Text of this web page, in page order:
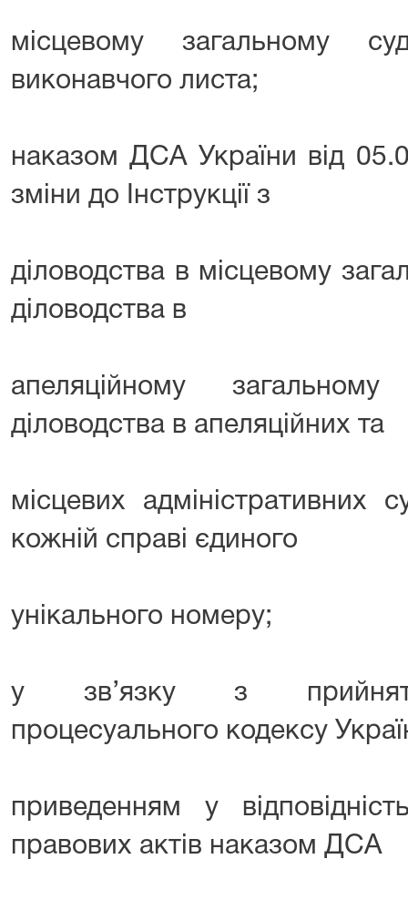
місцевому загальному
виконавчого листа;
наказом ДСА України від
зміни до Інструкції з
діловодства в місцевому
діловодства в
апеляційному
діловодства в апеляційних та
місцевих адміністративних
кожній справі єдиного
унікального номеру;
у зв’язку з
процесуального кодексу
приведенням у
правових актів наказом ДСА